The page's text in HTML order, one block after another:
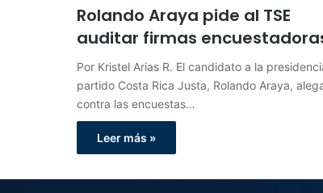
Rolando Araya pide al TSE
auditar firmas
Por Kristel Arias R. El candidato a la
partido Costa Rica Justa, Rolando Araya,
contra las encuestas…
Leer más »